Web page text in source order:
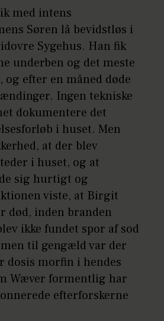
med intens
Søren lå bevidstløs i
Sygehus. Han fik
underben og det meste
og efter en måned døde
Ingen tekniske
dokumentere det
i huset. Men
at der blev
i huset, og at
sig hurtigt og
viste, at Birgit
død, inden branden
ikke fundet spor af sod
til gengæld var der
dosis morfin i hendes
Wæver formentlig har
efterforskerne